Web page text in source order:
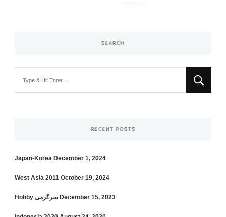
SEARCH
RECENT POSTS
Japan-Korea December 1, 2024
West Asia 2011 October 19, 2024
Hobby سرگرمی December 15, 2023